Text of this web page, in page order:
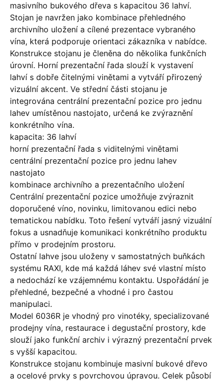
masivního bukového dřeva s kapacitou 36 lahví.
Stojan je navržen jako kombinace přehledného
archivního uložení a cílené prezentace vybraného
vína, která podporuje orientaci zákazníka v nabídce.
Konstrukce stojanu je členěna do několika funkčních
úrovní. Horní prezentační řada slouží k vystavení
lahví s dobře čitelnými vinětami a vytváří přirozený
vizuální akcent. Ve střední části stojanu je
integrována centrální prezentační pozice pro jednu
lahev umístěnou nastojato, určená ke zvýraznění
konkrétního vína.
kapacita: 36 lahví
horní prezentační řada s viditelnými vinětami
centrální prezentační pozice pro jednu lahev
nastojato
kombinace archivního a prezentačního uložení
Centrální prezentační pozice umožňuje zvýraznit
doporučené víno, novinku, limitovanou edici nebo
tematickou nabídku. Toto řešení vytváří jasný vizuální
fokus a usnadňuje komunikaci konkrétního produktu
přímo v prodejním prostoru.
Ostatní lahve jsou uloženy v samostatných buňkách
systému RAXI, kde má každá láhev své vlastní místo
a nedochází ke vzájemnému kontaktu. Uspořádání je
přehledné, bezpečné a vhodné i pro častou
manipulaci.
Model 6036R je vhodný pro vinotéky, specializované
prodejny vína, restaurace i degustační prostory, kde
slouží jako funkční archiv i výrazný prezentační prvek
s vyšší kapacitou.
Konstrukce stojanu kombinuje masivní bukové dřevo
a ocelové prvky s povrchovou úpravou. Celek působí